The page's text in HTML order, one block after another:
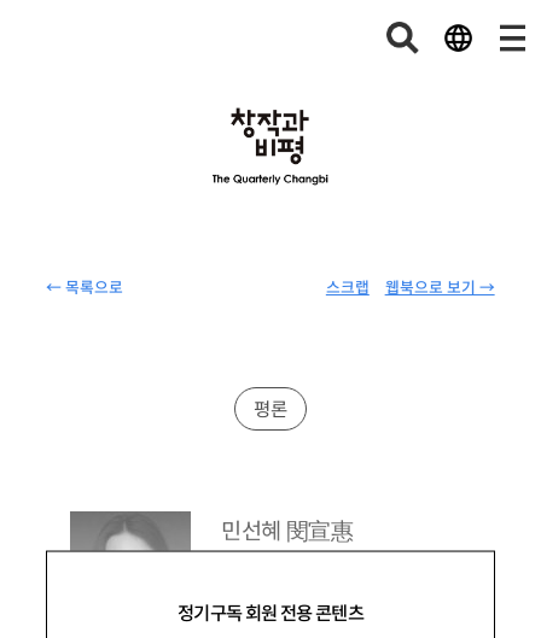
← 목록으로 웹북으로 보기 →
스크랩
정기구독 회원 전용 콘텐츠
평론
민선혜 閔宣惠
년. 1996년생.